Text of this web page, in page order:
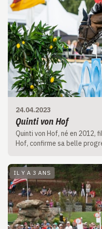
24.04.2023
Quinti von Hof
Quinti von Hof, né en 2012,
Hof, confirme sa belle
IL Y A 3 ANS